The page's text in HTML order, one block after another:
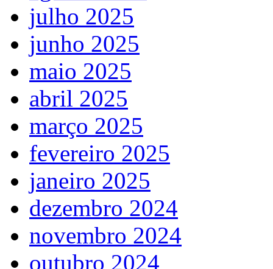
julho 2025
junho 2025
maio 2025
abril 2025
março 2025
fevereiro 2025
janeiro 2025
dezembro 2024
novembro 2024
outubro 2024